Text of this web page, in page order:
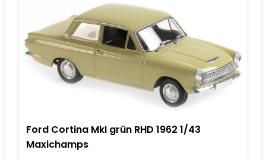
Ford Cortina MkI grün RHD 1962 1/43
Maxichamps